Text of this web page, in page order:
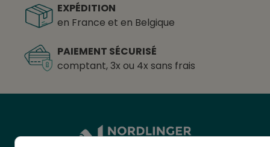
EXPÉDITION
en France et en Belgique
PAIEMENT SÉCURISÉ
comptant, 3x ou 4x sans frais